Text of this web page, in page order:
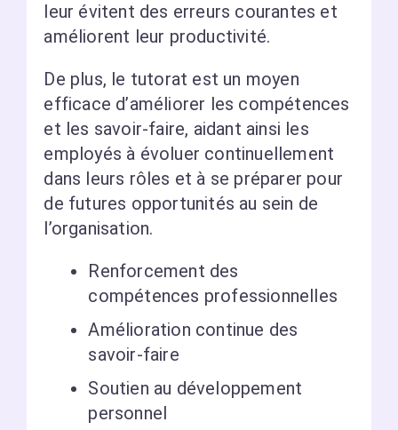
leur évitent des erreurs courantes et
améliorent leur productivité.
De plus, le tutorat est un moyen
efficace d’améliorer les compétences
et les savoir-faire, aidant ainsi les
employés à évoluer continuellement
dans leurs rôles et à se préparer pour
de futures opportunités au sein de
l’organisation.
Renforcement des
compétences professionnelles
Amélioration continue des
savoir-faire
Soutien au développement
personnel